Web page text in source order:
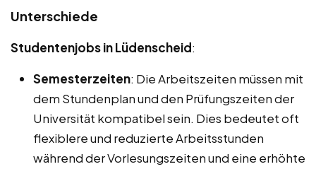
Unterschiede
Studentenjobs in Lüdenscheid:
Semesterzeiten: Die Arbeitszeiten müssen mit
dem Stundenplan und den Prüfungszeiten der
Universität kompatibel sein. Dies bedeutet oft
flexiblere und reduzierte Arbeitsstunden
während der Vorlesungszeiten und eine erhöhte